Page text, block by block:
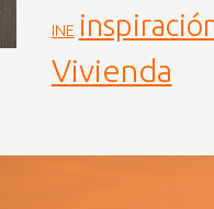
INE
Vivienda